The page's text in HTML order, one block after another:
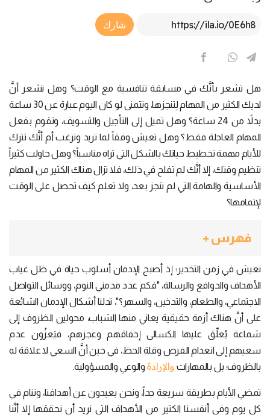
Article Link
شارك
هل تشعر بأنَّك في مسابقة تنافسية مع الوقت؟ وهل تشعر أنَّ
لديك الكثير من المهام لِتنجزها، وتتمنى لو كان اليوم عبارة عن 30 ساعة
بدلاً من 24 ساعة؟ وهل تميل إلى التأجيل والتسويف، وتقوم بفعل
المهام العاجلة فقط؟ وهل تعيش وفقاً لما تريد وترغب أم أنَّك تترك
للأيام مهمة تخطيط حياتك بالشكل التي تراه مناسباً؟ وهل حاولت كثيراً
تنظيم وقتك، إلا أنَّك لم تفلح في ذلك، فلا تزال هناك الكثير من المهام
الأساسية والهامة التي لم تنجز بعد، ولا تعلم كيف تحصل على الوقت
لإتمامها؟
فهرس +
نعيش في زمن التخدير؛ إذ أصبح الإدمان أسلوب حياة في ظل غياب
الأهداف والدوافع والرسالة، "فكم عدد مدمني النوم، ووسائل التواصل
الاجتماعي، والطعام، والتدخين، والسهر؟"، تدلنا أشكال الإدمان الشائعة
على أنَّ هناك أزمة حقيقية يعاني منها الشباب، محولين الظروف إلى
شماعة يُعلِّق عليها الكسالى إخفاقهم وعجزهم، فيَعزُون عدم
سعيهم إلى انعدام الفرص وقلة الحظ، في حين أنَّ السعي لا علاقة له
بالظروف؛ بل بالمهارات والإرادة والوعي والمسؤولية.
تمضي الأيام بطريقة سريعة جداً، ونحن بعيدون عن أهدافنا، وننام في
كل يوم وفي أنفسنا الكثير من الأهداف التي نريد أن نحققها إلا أنَّنا